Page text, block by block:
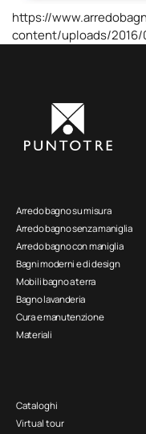
https://
content/uploads/2016/
Arredo bagno su misura
Arredo bagno senza maniglia
Arredo bagno con maniglia
Bagni moderni e di design
Mobili bagno a terra
Bagno lavanderia
Cura e manutenzione
Materiali
Cataloghi
Virtual tour